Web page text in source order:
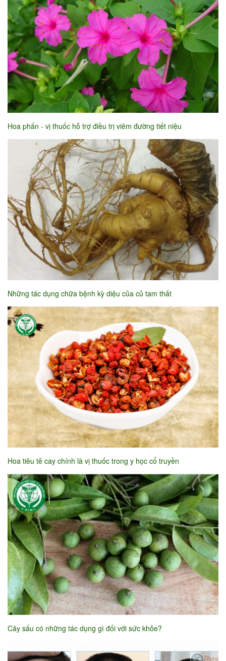
Hoa phấn - vị thuốc hỗ trợ điều trị viêm đường tiết niệu
Những tác dụng chữa bệnh kỳ diệu của củ tam thất
Hoa tiêu tê cay chính là vị thuốc trong y học cổ truyền
Cây sấu có những tác dụng gì đối với sức khỏe?